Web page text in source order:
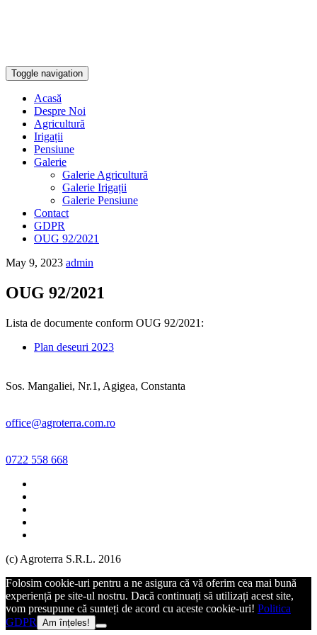
Toggle navigation
Skip
content
Acasă
Despre Noi
Agricultură
Irigații
Pensiune
Galerie
Galerie Agricultură
Galerie Irigații
Galerie Pensiune
Contact
GDPR
OUG 92/2021
May 9, 2023 admin
OUG 92/2021
Lista de documente conform OUG 92/2021:
Plan deseuri 2023
Sos. Mangaliei, Nr.1, Agigea, Constanta
office@agroterra.com.ro
0722 558 668
(c) Agroterra S.R.L. 2016
Folosim cookie-uri pentru a ne asigura că vă oferim cea mai bună
experiență pe site-ul nostru. Dacă continuați să utilizați acest site,
vom presupune că sunteți de acord cu aceste cookie-uri! Politica
GDPR
Am înțeles!